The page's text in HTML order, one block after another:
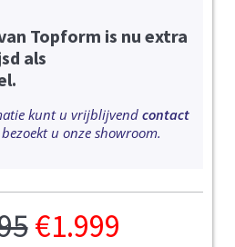
Topform is nu extra
als
kunt u vrijblijvend contact
u onze showroom.
€1.999